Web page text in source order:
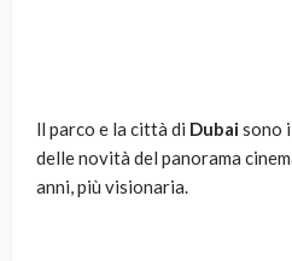
ll parco e la città di Dubaisono
delle novità del panorama
anni, più visionaria.